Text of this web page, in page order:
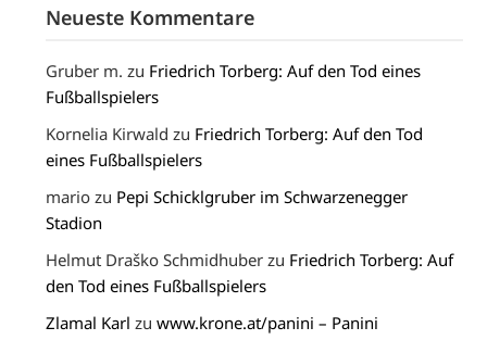
Neueste Kommentare
Gruber m. zu Friedrich Torberg: Auf den Tod eines
Fußballspielers
Kornelia Kirwald zu Friedrich Torberg: Auf den Tod
eines Fußballspielers
mario zu Pepi Schicklgruber im Schwarzenegger
Stadion
Helmut Draško Schmidhuber zu Friedrich Torberg: Auf
den Tod eines Fußballspielers
Zlamal Karl zuwww.krone.at/panini – Panini